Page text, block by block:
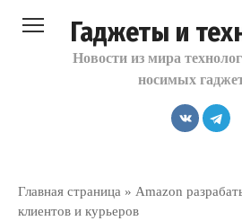
Гаджеты и
Новости из мира
носимых
Главная страница » Amazon
клиентов и курьеров